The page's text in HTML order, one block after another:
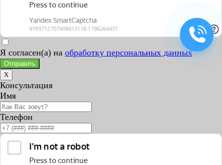
Я согласен(а) на обработку персональных данных
Отправить
X
Консультация
Имя
Телефон